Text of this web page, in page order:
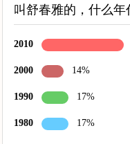
叫舒春雅的，什么年
2010
2000 14%
1990 17%
1980 17%